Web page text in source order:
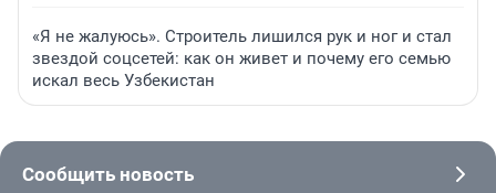
«Я не жалуюсь». Строитель лишился рук и ног и стал
звездой соцсетей: как он живет и почему его семью
искал весь Узбекистан
Сообщить новость